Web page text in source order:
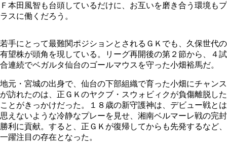
Ｆ本田風智も台頭しているだけに、お互いを磨き合う環境もプ
ラスに働くだろう。
若手にとって最難関ポジションとされるＧＫでも、久保世代の
有望株が頭角を現している。リーグ再開後の第２節から、４試
合連続でベガルタ仙台のゴールマウスを守った小畑裕馬だ。
地元・宮城の出身で、仙台の下部組織で育った小畑にチャンス
が訪れたのは、正ＧＫのヤクブ・スウォビィクが負傷離脱した
ことがきっかけだった。１８歳の新守護神は、デビュー戦とは
思えないような冷静なプレーを見せ、湘南ベルマーレ戦の完封
勝利に貢献。すると、正ＧＫが復帰してからも先発するなど、
一躍注目の存在となった。